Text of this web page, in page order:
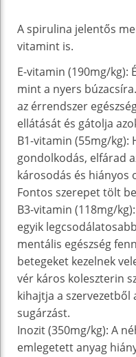
A spirulina jelentős
vitamint is.
E-vitamin (190mg/kg):
mint a nyers
az érrendszer
ellátását és gátolja
B1-vitamin (55mg/kg):
gondolkodás, elfárad
károsodás és hiányos
Fontos szerepet tölt
B3-vitamin (118mg/
egyik
mentális egészség
betegeket kezelnek
vér káros koleszterin
kihajtja a szervezetből
sugárzást.
Inozit (350mg/kg): A
emlegetett anyag